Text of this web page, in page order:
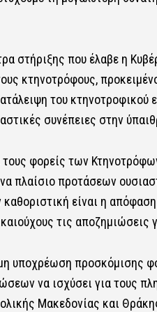
στήριξης που έλαβε η
κτηνοτρόφους,
του κτηνοτροφικού
συνέπειες στην
τους φορείς των
πλαίσιο προτάσεων
είναι η
τις αποζημιώσεις
υποχρέωση προσκόμισης
να ισχύσει για τους
Μακεδονίας και